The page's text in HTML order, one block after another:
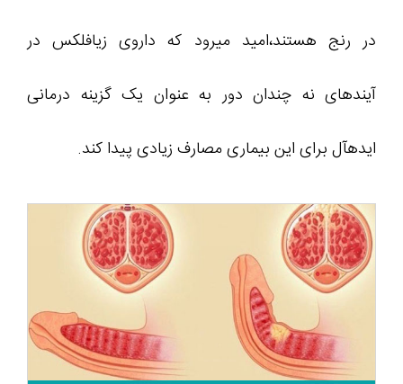
در رنج هستند،امید میرود که داروی زیافلکس در
آیندهای نه چندان دور به عنوان یک گزینه درمانی
ایدهآل برای این بیماری مصارف زیادی پیدا کند.